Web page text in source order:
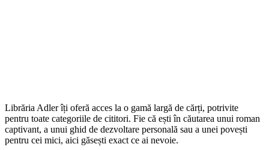
Librăria Adler îți oferă acces la o gamă largă de cărți, potrivite
pentru toate categoriile de cititori. Fie că ești în căutarea unui roman
captivant, a unui ghid de dezvoltare personală sau a unei povești
pentru cei mici, aici găsești exact ce ai nevoie.